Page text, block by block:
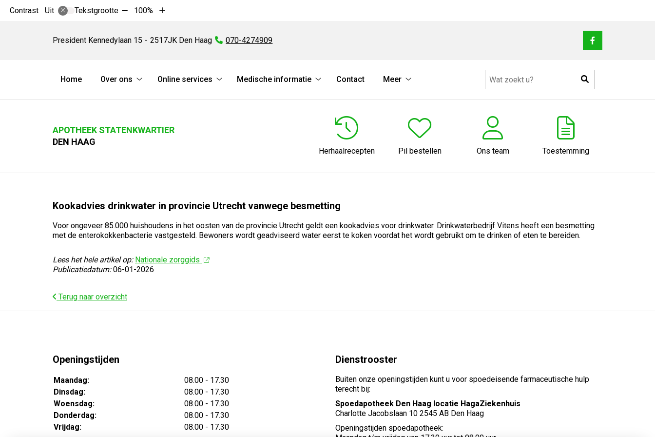
Contrast Uit Tekstgrootte Tekst
10%
100%
Tekst
10%
StatenkwartierPresident Kennedylaan 15 2517JK Den Haag Tel:
070-4274909
Bezoek
facebook
Hoofdmenu
Home
Over ons
ons
Online services
services
Medische informatie
informatie
submenu
Contact
Meer
submenu
Zoeken
APOTHEEK STATENKWARTIER
DEN HAAG
Herhaalrecepten Pil bestellen Ons team Toestemming
Kookadvies drinkwater in provincie Utrecht vanwege besmetting
Voor ongeveer 85.000 huishoudens in het oosten van de provincie Utrecht geldt een kookadvies voor drinkwater. Drinkwaterbedrijf Vitens heeft een besmetting
met de enterokokkenbacterie vastgesteld. Bewoners wordt geadviseerd water eerst te koken voordat het wordt gebruikt om te drinken of eten te bereiden.
Lees het hele artikel op: Nationale zorggids
Publicatiedatum:06-01-2026
Terug naar overzicht
Openingstijden
Maandag:
08.00 - 17.30
Dinsdag:
08.00 - 17.30
Woensdag:
08.00 - 17.30
Donderdag:
08.00 - 17.30
Vrijdag:
08.00 - 17.30
Dienstrooster
Buiten onze openingstijden kunt u voor spoedeisende farmaceutische hulp
terecht bij:
Spoedapotheek Den Haag locatie HagaZiekenhuis
Charlotte Jacobslaan 10 2545 AB Den Haag
Openingstijden spoedapotheek: